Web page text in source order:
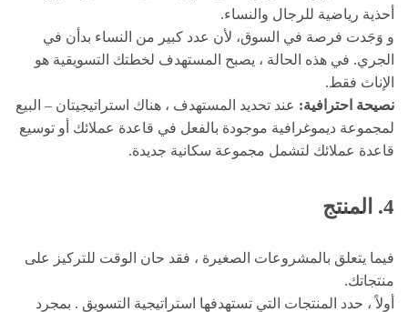
أحذية رياضية للرجال والنساء.
و وَجَدت فرصة في السوق، لأن عدد كبير من النساء بدأن في
الجري. في هذه الحالة ، يصبح المستهدف لخطتك التسويقية هو
الإناث فقط.
نصيحة احترافية: عند تحديد المستهدف ، هناك استراتيجيتان – البيع
لمجموعة ديموغرافية موجودة بالفعل في قاعدة عملائك أو توسيع
قاعدة عملائك لتشمل مجموعة سكانية جديدة.
4. المنتج
فيما يتعلق بالمشروعات الصغيرة ، فقد حان الوقت للتركيز على
منتجاتك.
أولاً ، حدد المنتجات التي تستهدفها استراتيجية التسويق . بمجرد